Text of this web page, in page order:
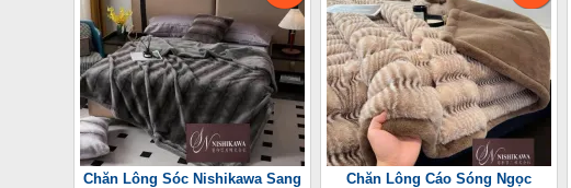
Chăn Lông Sóc Nishikawa Sang
Chăn Lông Cáo Sóng Ngọc